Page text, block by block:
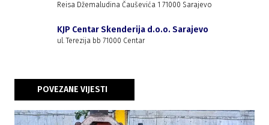
Reisa Džemaludina Čauševića 1 71000 Sarajevo
KJP Centar Skenderija d.o.o. Sarajevo
ul. Terezija bb 71000 Centar
POVEZANE VIJESTI